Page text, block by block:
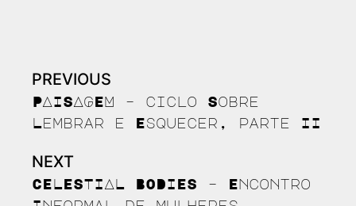
Continue
Reading
PREVIOUS
PAISAGEM – ciclo Sobre
Lembrar e Esquecer, parte II
NEXT
CELESTIAL BODIES – Encontro